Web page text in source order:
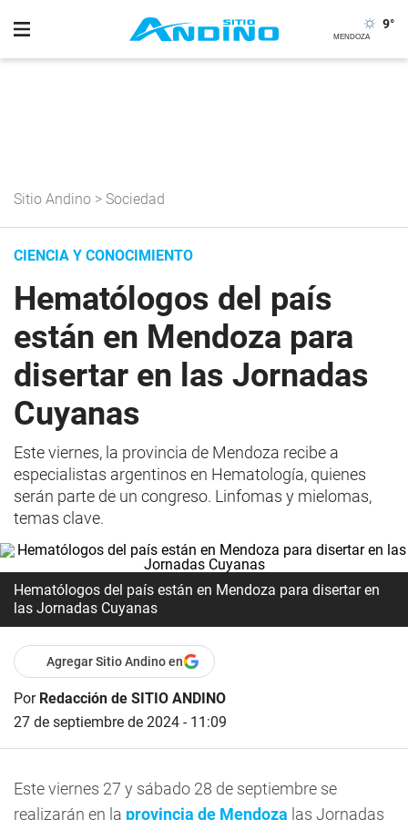
9°
Sitio Andino > Sociedad
CIENCIA Y CONOCIMIENTO
Hematólogos del país
están en Mendoza para
disertar en las Jornadas
Cuyanas
Este viernes, la provincia de Mendoza recibe a
especialistas argentinos en Hematología, quienes
serán parte de un congreso. Linfomas y mielomas,
temas clave.
Hematólogos del país están en Mendoza para disertar en
las Jornadas Cuyanas
Agregar Sitio Andino en
Por Redacción de SITIO ANDINO
27 de septiembre de 2024 - 11:09
Este viernes 27 y sábado 28 de septiembre se
realizarán en la provincia de Mendoza las Jornadas